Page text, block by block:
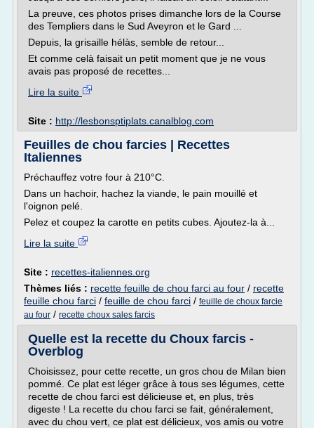
La preuve, ces photos prises dimanche lors de la Course
des Templiers dans le Sud Aveyron et le Gard ...
Depuis, la grisaille hélàs, semble de retour...
Et comme celà faisait un petit moment que je ne vous
avais pas proposé de recettes...
Lire la suite
Site : http://lesbonsptiplats.canalblog.com
Feuilles de chou farcies | Recettes
Italiennes
Préchauffez votre four à 210°C.
Dans un hachoir, hachez la viande, le pain mouillé et
l'oignon pelé.
Pelez et coupez la carotte en petits cubes. Ajoutez-la à...
Lire la suite
Site : recettes-italiennes.org
Thèmes liés : recette feuille de chou farci au four / recette
feuille chou farci / feuille de chou farci / feuille de choux farcie
au four / recette choux sales farcis
Quelle est la recette du Choux farcis -
Overblog
Choisissez, pour cette recette, un gros chou de Milan bien
pommé. Ce plat est léger grâce à tous ses légumes, cette
recette de chou farci est délicieuse et, en plus, très
digeste ! La recette du chou farci se fait, généralement,
avec du chou vert, ce plat est délicieux, vos amis ou votre